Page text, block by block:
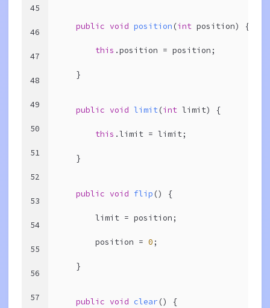
45
46
47
48
49
50
51
52
53
54
55
56
57
public void position (int position) {
this .position = position;
    }
public void limit(int limit) {
this .limit = limit;
    }
public void flip () {
        limit = position;
        position =
0 ;
    }
public void clear () {